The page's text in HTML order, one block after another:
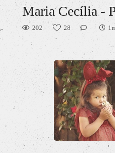
Maria Cecília -
202 28